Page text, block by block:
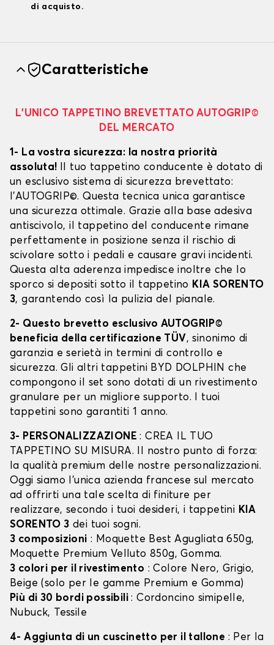
di acquisto.
Caratteristiche
L’UNICO TAPPETINO BREVETTATO AUTOGRIP©
DEL MERCATO
1- La vostra sicurezza: la nostra priorità
assoluta! Il tuo tappetino conducente è dotato di
un esclusivo sistema di sicurezza brevettato:
l’AUTOGRIP©. Questa tecnica unica garantisce
una sicurezza ottimale. Grazie alla base adesiva
antiscivolo, il tappetino del conducente rimane
perfettamente in posizione senza il rischio di
scivolare sotto i pedali e causare gravi incidenti.
Questa alta aderenza impedisce inoltre che lo
sporco si depositi sotto il tappetino KIA SORENTO
3, garantendo così la pulizia del pianale.
2- Questo brevetto esclusivo AUTOGRIP©
beneficia della certificazione TÜV, sinonimo di
garanzia e serietà in termini di controllo e
sicurezza. Gli altri tappetini BYD DOLPHIN che
compongono il set sono dotati di un rivestimento
granulare per un migliore supporto. I tuoi
tappetini sono garantiti 1 anno.
3- PERSONALIZZAZIONE: CREA IL TUO
TAPPETINO SU MISURA. Il nostro punto di forza:
la qualità premium delle nostre personalizzazioni.
Oggi siamo l’unica azienda francese sul mercato
ad offrirti una tale scelta di finiture per
realizzare, secondo i tuoi desideri, i tappetini KIA
SORENTO 3 dei tuoi sogni.
3 composizioni : Moquette Best Agugliata 650g,
Moquette Premium Velluto 850g, Gomma.
3 colori per il rivestimento : Colore Nero, Grigio,
Beige (solo per le gamme Premium e Gomma)
Più di 30 bordi possibili: Cordoncino simipelle,
Nubuck, Tessile
4- Aggiunta di un cuscinetto per il tallone : Per la